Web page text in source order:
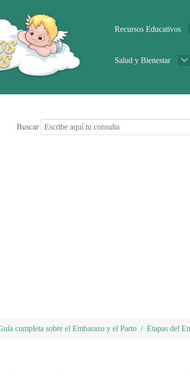
Recursos Educativos
Salud y Bienestar
Buscar
completa sobre el Embarazo y el Parto Etapas del